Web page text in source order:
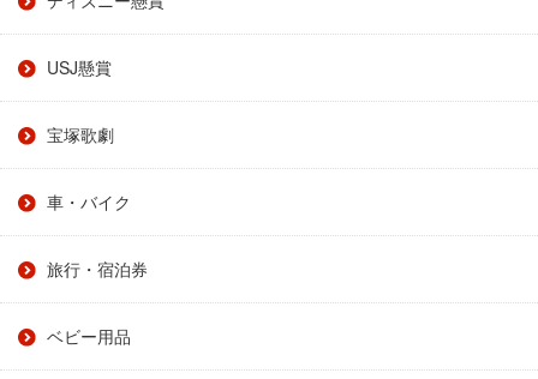
USJ懸賞
宝塚歌劇
車・バイク
旅行・宿泊券
ベビー用品